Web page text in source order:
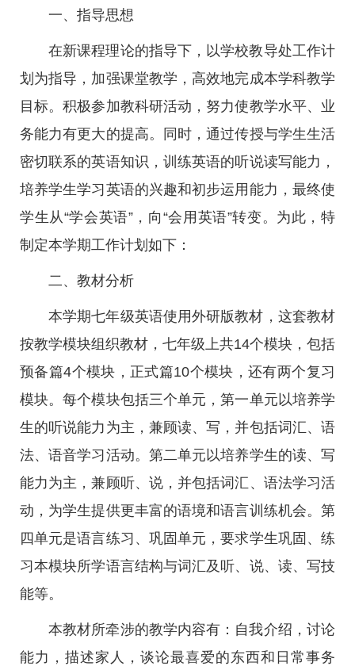
一、指导思想
在新课程理论的指导下，以学校教导处工作计
划为指导，加强课堂教学，高效地完成本学科教学
目标。积极参加教科研活动，努力使教学水平、业
务能力有更大的提高。同时，通过传授与学生生活
密切联系的英语知识，训练英语的听说读写能力，
培养学生学习英语的兴趣和初步运用能力，最终使
学生从“学会英语”，向“会用英语”转变。为此，特
制定本学期工作计划如下：
二、教材分析
本学期七年级英语使用外研版教材，这套教材
按教学模块组织教材，七年级上共14个模块，包括
预备篇4个模块，正式篇10个模块，还有两个复习
模块。每个模块包括三个单元，第一单元以培养学
生的听说能力为主，兼顾读、写，并包括词汇、语
法、语音学习活动。第二单元以培养学生的读、写
能力为主，兼顾听、说，并包括词汇、语法学习活
动，为学生提供更丰富的语境和语言训练机会。第
四单元是语言练习、巩固单元，要求学生巩固、练
习本模块所学语言结构与词汇及听、说、读、写技
能等。
本教材所牵涉的教学内容有：自我介绍，讨论
能力，描述家人，谈论最喜爱的东西和日常事务